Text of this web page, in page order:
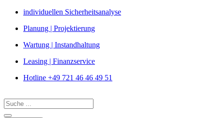
Zum
springen
individuellen Sicherheitsanalyse
Planung | Projektierung
Wartung | Instandhaltung
Leasing | Finanzservice
Hotline +49 721 46 46 49 51
Search
...